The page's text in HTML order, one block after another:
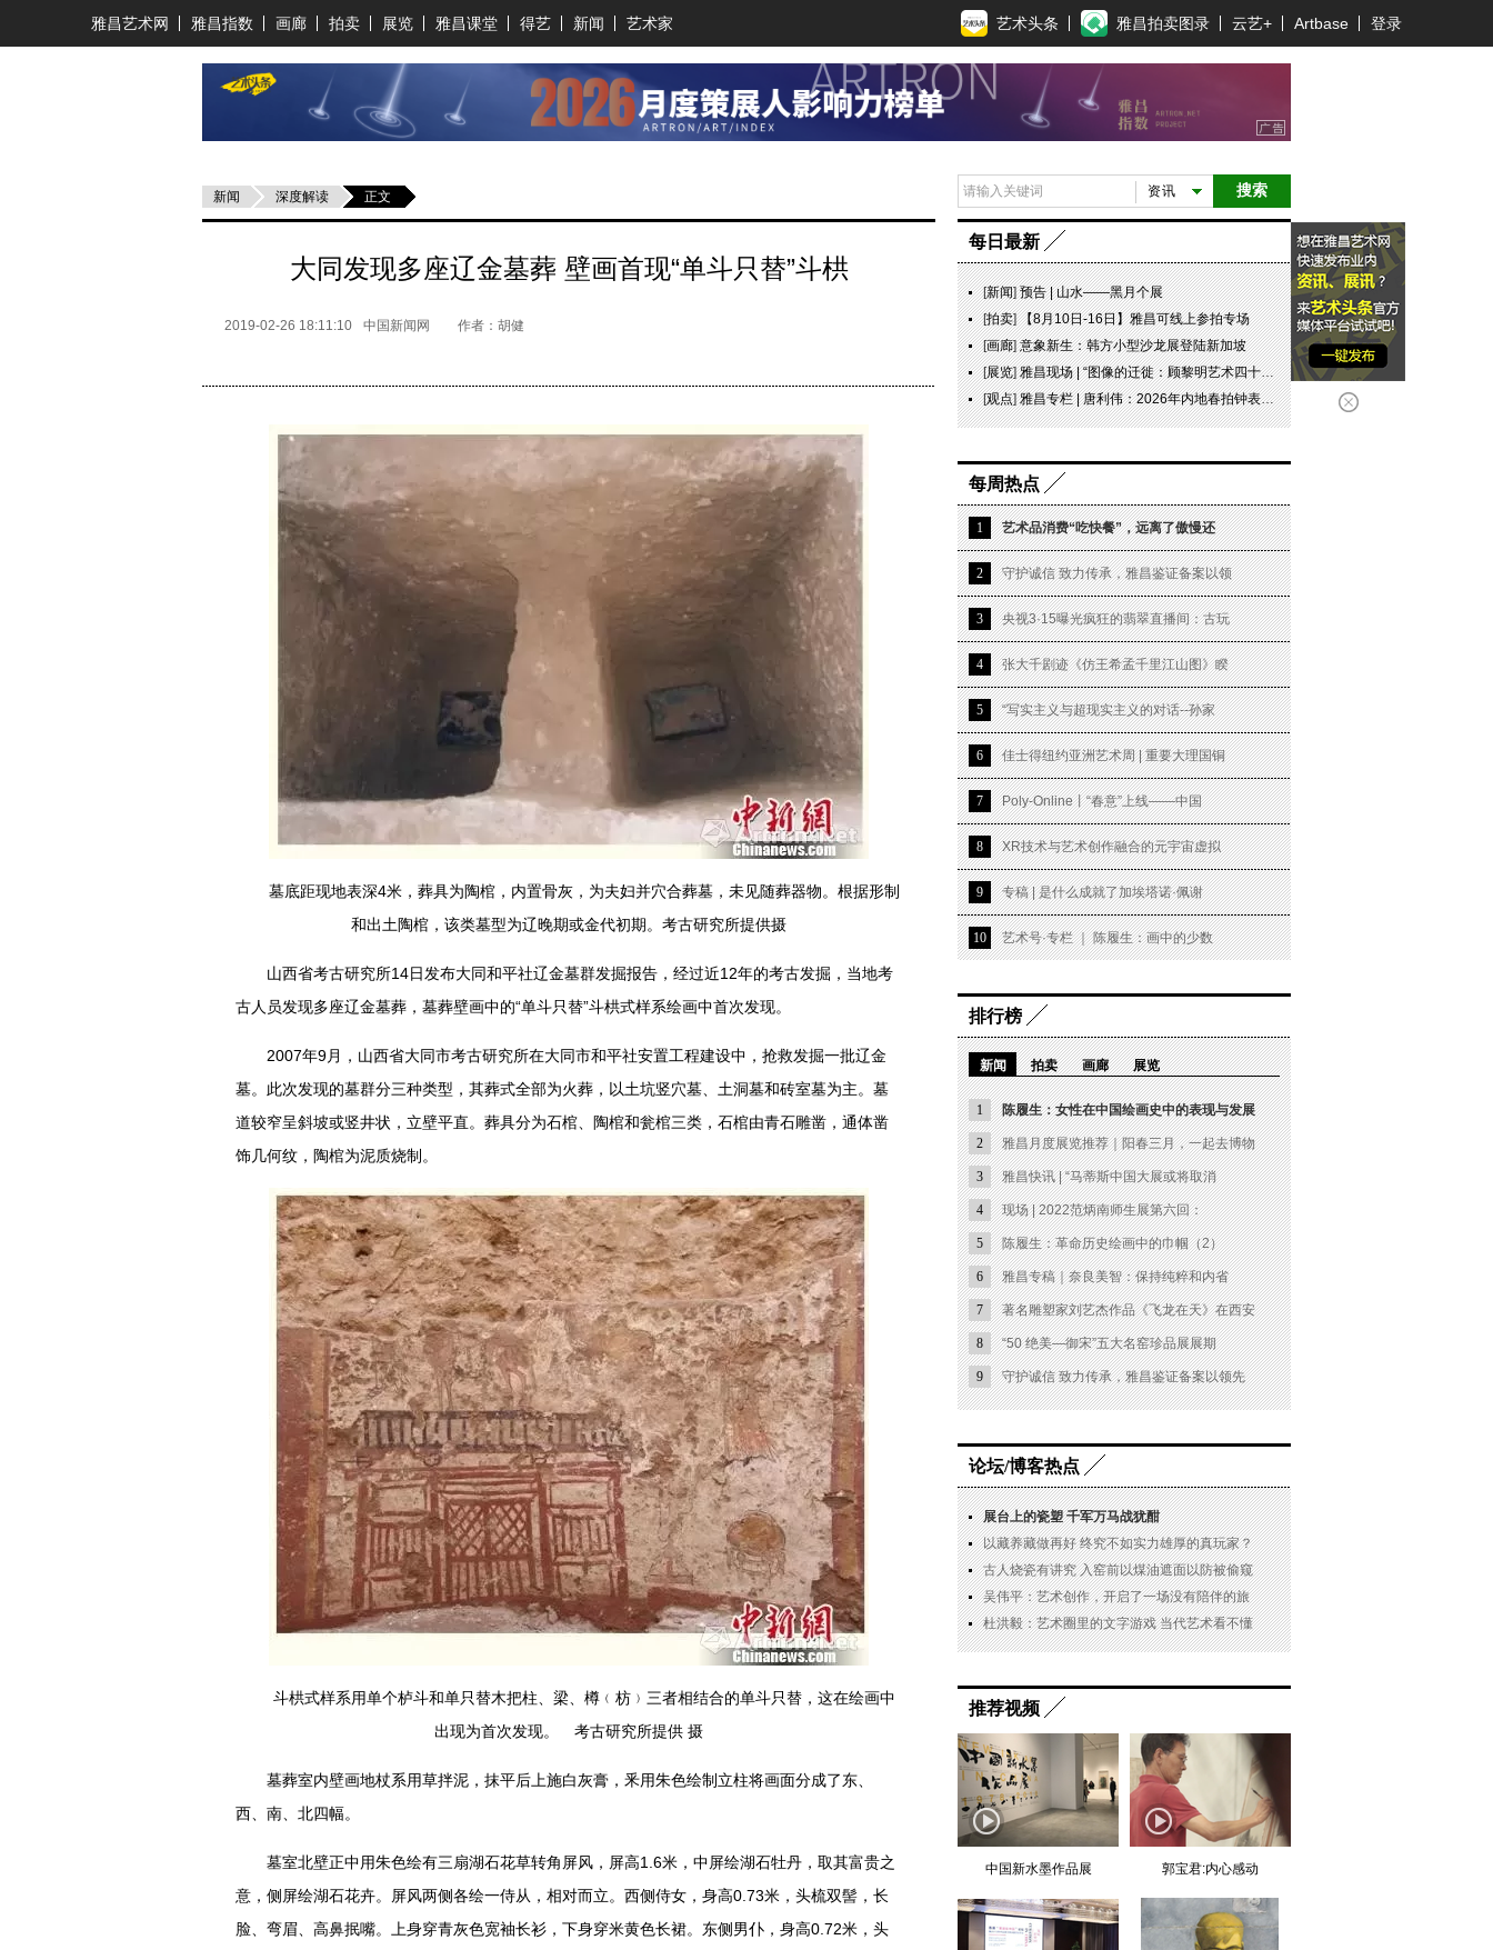
雅昌艺术网 雅昌指数 画廊 拍卖 展览 雅昌课堂 得艺 新闻 艺术家 艺术头条 雅昌拍卖图录 云艺+ Artbase 登录
新闻 深度解读 正文
大同发现多座辽金墓葬 壁画首现“单斗只替”斗栱
2019-02-26 18:11:10 中国新闻网 作者：胡健
墓底距现地表深4米，葬具为陶棺，内置骨灰，为夫妇并穴合葬墓，未见随葬器物。根据形制
和出土陶棺，该类墓型为辽晚期或金代初期。考古研究所提供摄
山西省考古研究所14日发布大同和平社辽金墓群发掘报告，经过近12年的考古发掘，当地考
古人员发现多座辽金墓葬，墓葬壁画中的“单斗只替”斗栱式样系绘画中首次发现。
2007年9月，山西省大同市考古研究所在大同市和平社安置工程建设中，抢救发掘一批辽金
墓。此次发现的墓群分三种类型，其葬式全部为火葬，以土坑竖穴墓、土洞墓和砖室墓为主。墓
道较窄呈斜坡或竖井状，立壁平直。葬具分为石棺、陶棺和瓮棺三类，石棺由青石雕凿，通体凿
饰几何纹，陶棺为泥质烧制。
斗栱式样系用单个栌斗和单只替木把柱、梁、樽﹙枋﹚三者相结合的单斗只替，这在绘画中
出现为首次发现。 考古研究所提供 摄
墓葬室内壁画地杖系用草拌泥，抹平后上施白灰膏，釆用朱色绘制立柱将画面分成了东、
西、南、北四幅。
墓室北壁正中用朱色绘有三扇湖石花草转角屏风，屏高1.6米，中屏绘湖石牡丹，取其富贵之
意，侧屏绘湖石花卉。屏风两侧各绘一侍从，相对而立。西侧侍女，身高0.73米，头梳双髻，长
脸、弯眉、高鼻抿嘴。上身穿青灰色宽袖长衫，下身穿米黄色长裙。东侧男仆，身高0.72米，头
搜索
资讯
每日最新
[新闻]预告 | 山水——黑月个展
[拍卖]【8月10日-16日】雅昌可线上参拍专场
[画廊]意象新生：韩方小型沙龙展登陆新加坡
[展览]雅昌现场 | “图像的迁徙：顾黎明艺术四十年” 一场回望与再出发
[观点]雅昌专栏 | 唐利伟：2026年内地春拍钟表市场观察 赛道重构、圈层分化与收藏逻辑迭代
每周热点
1 艺术品消费“吃快餐”，远离了傲慢还
2 守护诚信 致力传承，雅昌鉴证备案以领
3 央视3·15曝光疯狂的翡翠直播间：古玩
4 张大千剧迹《仿王希孟千里江山图》睽
5 “写实主义与超现实主义的对话--孙家
6 佳士得纽约亚洲艺术周 | 重要大理国铜
7 Poly-Online丨“春意”上线——中国
8 XR技术与艺术创作融合的元宇宙虚拟
9 专稿 | 是什么成就了加埃塔诺·佩谢
10 艺术号·专栏 ｜ 陈履生：画中的少数
排行榜
新闻 拍卖 画廊 展览
1 陈履生：女性在中国绘画史中的表现与发展
2 雅昌月度展览推荐｜阳春三月，一起去博物
3 雅昌快讯 | “马蒂斯中国大展或将取消
4 现场 | 2022范炳南师生展第六回：
5 陈履生：革命历史绘画中的巾帼（2）
6 雅昌专稿｜奈良美智：保持纯粹和内省
7 著名雕塑家刘艺杰作品《飞龙在天》在西安
8 “50 绝美—御宋”五大名窑珍品展展期
9 守护诚信 致力传承，雅昌鉴证备案以领先
论坛/博客热点
展台上的瓷塑 千军万马战犹酣
以藏养藏做再好 终究不如实力雄厚的真玩家？
古人烧瓷有讲究 入窑前以煤油遮面以防被偷窥
吴伟平：艺术创作，开启了一场没有陪伴的旅
杜洪毅：艺术圈里的文字游戏 当代艺术看不懂
推荐视频
中国新水墨作品展 郭宝君:内心感动